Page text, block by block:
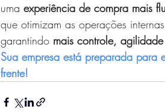
uma experiência de compra mais
que otimizam as operações
garantindo mais controle,
Sua empresa está preparada para
frente!